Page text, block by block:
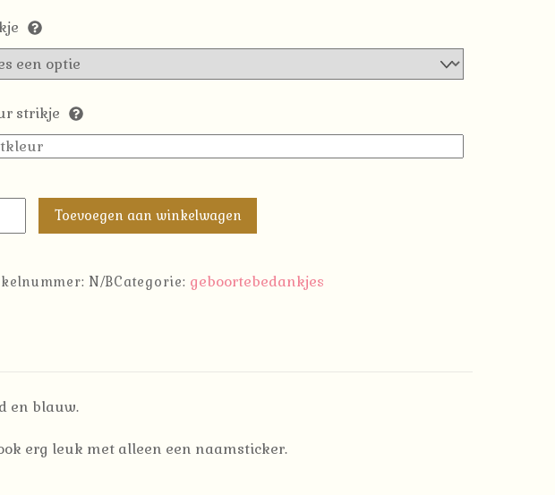
strikje
Toevoegen aan winkelwagen
N/BCategorie: geboortebedankjes
en blauw.
erg leuk met alleen een naamsticker.